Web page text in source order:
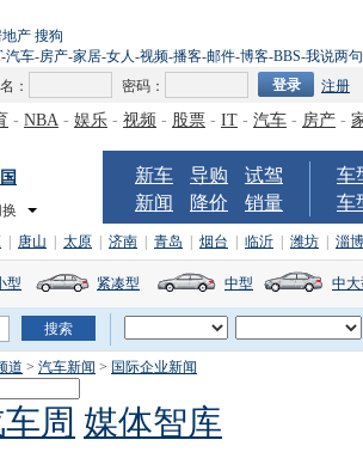
产 搜狗
-汽车-房产-家居-女人-视频-播客-邮件-博客-BBS-我说两句
：
密码： 注册
- NBA - 娱乐 - 视频 - 股票 - IT - 汽车 - 房产 -
新车 导购
试驾
新闻
降价 销量
车
车
唐山 太原 济南 青岛 烟台 临沂 潍坊 淄博
型 紧凑型 中型 中
道 > 汽车新闻 > 国际企业新闻
周 媒体智库